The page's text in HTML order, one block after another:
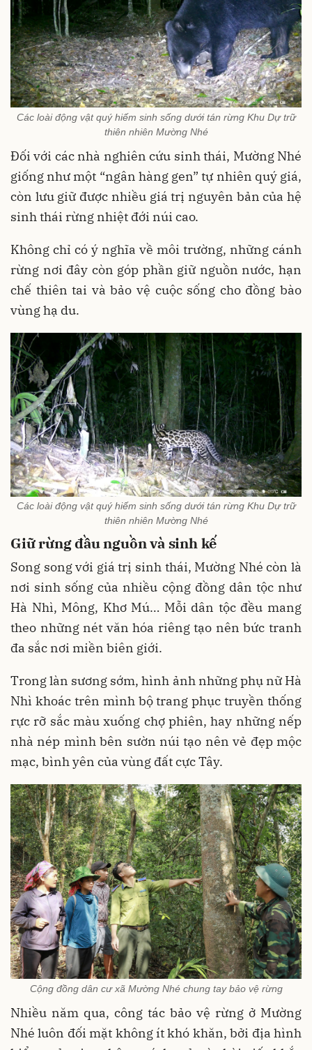
Các loài động vật quý hiếm sinh sống dưới tán rừng Khu Dự trữ
thiên nhiên Mường Nhé
Đối với các nhà nghiên cứu sinh thái, Mường Nhé
giống như một “ngân hàng gen” tự nhiên quý giá,
còn lưu giữ được nhiều giá trị nguyên bản của hệ
sinh thái rừng nhiệt đới núi cao.
Không chỉ có ý nghĩa về môi trường, những cánh
rừng nơi đây còn góp phần giữ nguồn nước, hạn
chế thiên tai và bảo vệ cuộc sống cho đồng bào
vùng hạ du.
Các loài động vật quý hiếm sinh sống dưới tán rừng Khu Dự trữ
thiên nhiên Mường Nhé
Giữ rừng đầu nguồn và sinh kế
Song song với giá trị sinh thái, Mường Nhé còn là
nơi sinh sống của nhiều cộng đồng dân tộc như
Hà Nhì, Mông, Khơ Mú… Mỗi dân tộc đều mang
theo những nét văn hóa riêng tạo nên bức tranh
đa sắc nơi miền biên giới.
Trong làn sương sớm, hình ảnh những phụ nữ Hà
Nhì khoác trên mình bộ trang phục truyền thống
rực rỡ sắc màu xuống chợ phiên, hay những nếp
nhà nép mình bên sườn núi tạo nên vẻ đẹp mộc
mạc, bình yên của vùng đất cực Tây.
Cộng đồng dân cư xã Mường Nhé chung tay bảo vệ rừng
Nhiều năm qua, công tác bảo vệ rừng ở Mường
Nhé luôn đối mặt không ít khó khăn, bởi địa hình